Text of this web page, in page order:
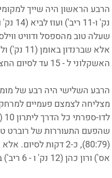
האשקלוני ל - 15 עד לסיום החצי הראשון - 53:38.
אס') ורון כהן (12 נק' ו - 6 ריב') ברחה שוב כל הדרך לניצחון חשוב 91:83 בקרב ישיר על הביתיות.